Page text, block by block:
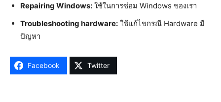
Repairing Windows: ใช้ในการซ่อม Windows ของเรา
Troubleshooting hardware: ใช้แก้ไขกรณี Hardware มี
ปัญหา
Facebook Twitter